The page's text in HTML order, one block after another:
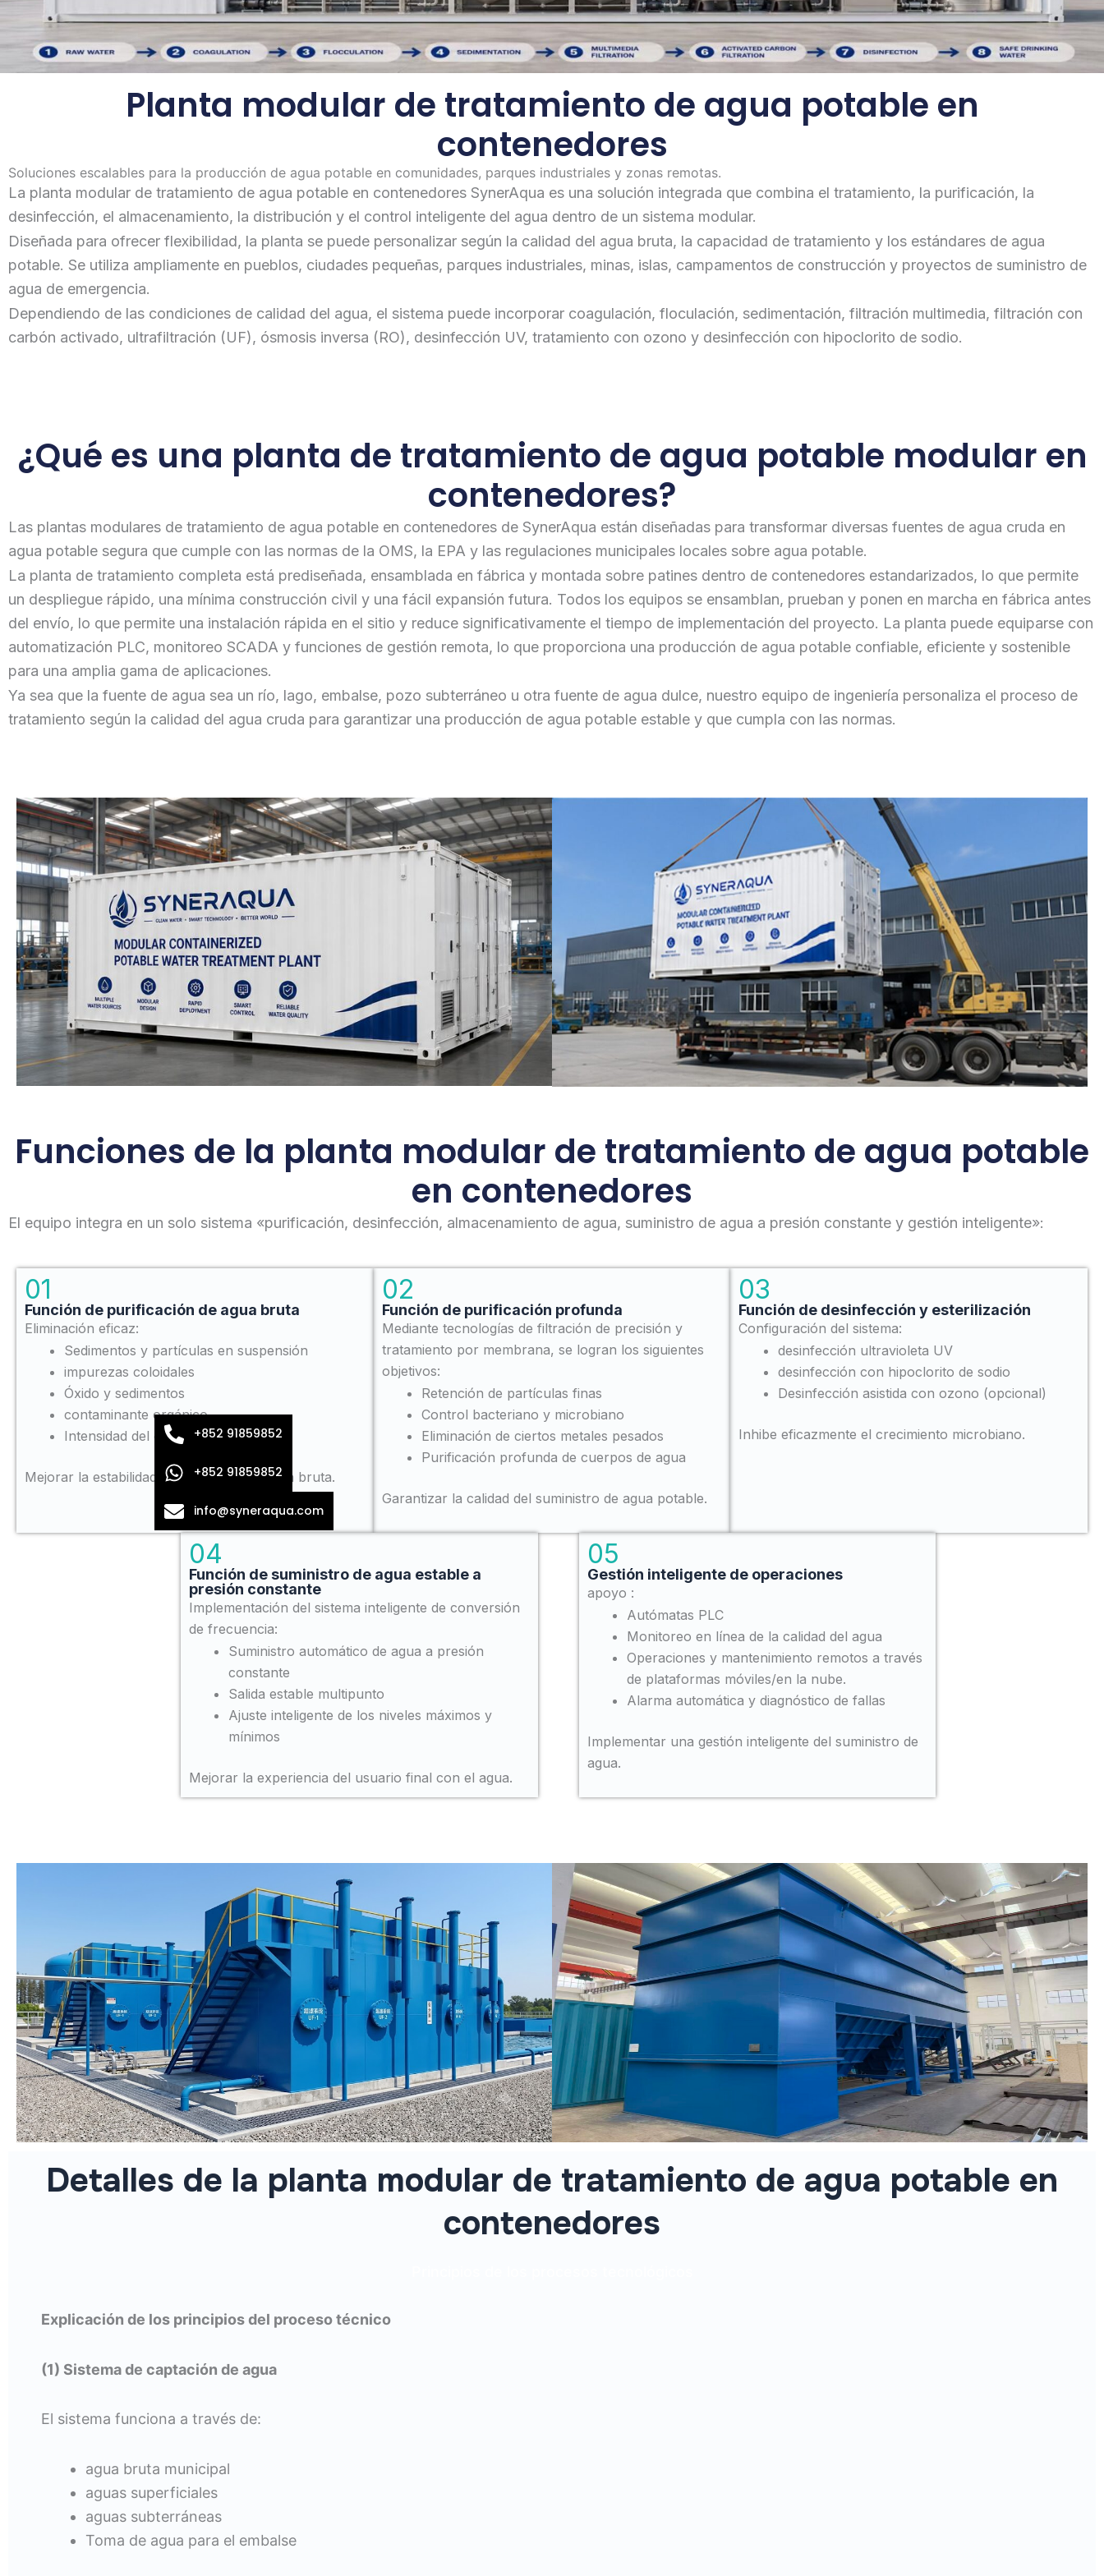
Planta modular de tratamiento de agua potable en
contenedores
Soluciones escalables para la producción de agua potable en comunidades, parques industriales y zonas remotas.
La planta modular de tratamiento de agua potable en contenedores SynerAqua es una solución integrada que combina el tratamiento, la purificación, la
desinfección, el almacenamiento, la distribución y el control inteligente del agua dentro de un sistema modular.
Diseñada para ofrecer flexibilidad, la planta se puede personalizar según la calidad del agua bruta, la capacidad de tratamiento y los estándares de agua
potable. Se utiliza ampliamente en pueblos, ciudades pequeñas, parques industriales, minas, islas, campamentos de construcción y proyectos de suministro de
agua de emergencia.
Dependiendo de las condiciones de calidad del agua, el sistema puede incorporar coagulación, floculación, sedimentación, filtración multimedia, filtración con
carbón activado, ultrafiltración (UF), ósmosis inversa (RO), desinfección UV, tratamiento con ozono y desinfección con hipoclorito de sodio.
¿Qué es una planta de tratamiento de agua potable modular en
contenedores?
Las plantas modulares de tratamiento de agua potable en contenedores de SynerAqua están diseñadas para transformar diversas fuentes de agua cruda en
agua potable segura que cumple con las normas de la OMS, la EPA y las regulaciones municipales locales sobre agua potable.
La planta de tratamiento completa está prediseñada, ensamblada en fábrica y montada sobre patines dentro de contenedores estandarizados, lo que permite
un despliegue rápido, una mínima construcción civil y una fácil expansión futura. Todos los equipos se ensamblan, prueban y ponen en marcha en fábrica antes
del envío, lo que permite una instalación rápida en el sitio y reduce significativamente el tiempo de implementación del proyecto. La planta puede equiparse con
automatización PLC, monitoreo SCADA y funciones de gestión remota, lo que proporciona una producción de agua potable confiable, eficiente y sostenible
para una amplia gama de aplicaciones.
Ya sea que la fuente de agua sea un río, lago, embalse, pozo subterráneo u otra fuente de agua dulce, nuestro equipo de ingeniería personaliza el proceso de
tratamiento según la calidad del agua cruda para garantizar una producción de agua potable estable y que cumpla con las normas.
Funciones de la planta modular de tratamiento de agua potable
en contenedores
El equipo integra en un solo sistema «purificación, desinfección, almacenamiento de agua, suministro de agua a presión constante y gestión inteligente»:
01
Función de purificación de agua bruta
Eliminación eficaz:
Sedimentos y partículas en suspensión
impurezas coloidales
Óxido y sedimentos
contaminante orgánico
Intensidad del olor y del color
Mejorar la estabilidad de la calidad del agua bruta.
02
Función de purificación profunda
Mediante tecnologías de filtración de precisión y
tratamiento por membrana, se logran los siguientes
objetivos:
Retención de partículas finas
Control bacteriano y microbiano
Eliminación de ciertos metales pesados
Purificación profunda de cuerpos de agua
Garantizar la calidad del suministro de agua potable.
03
Función de desinfección y esterilización
Configuración del sistema:
desinfección ultravioleta UV
desinfección con hipoclorito de sodio
Desinfección asistida con ozono (opcional)
Inhibe eficazmente el crecimiento microbiano.
04
Función de suministro de agua estable a
presión constante
Implementación del sistema inteligente de conversión
de frecuencia:
Suministro automático de agua a presión
constante
Salida estable multipunto
Ajuste inteligente de los niveles máximos y
mínimos
Mejorar la experiencia del usuario final con el agua.
05
Gestión inteligente de operaciones
apoyo :
Autómatas PLC
Monitoreo en línea de la calidad del agua
Operaciones y mantenimiento remotos a través
de plataformas móviles/en la nube.
Alarma automática y diagnóstico de fallas
Implementar una gestión inteligente del suministro de
agua.
Detalles de la planta modular de tratamiento de agua potable en
contenedores
Explicación de los principios del proceso técnico
(1) Sistema de captación de agua
El sistema funciona a través de:
agua bruta municipal
aguas superficiales
aguas subterráneas
Toma de agua para el embalse
+852 91859852
+852 91859852
info@syneraqua.com